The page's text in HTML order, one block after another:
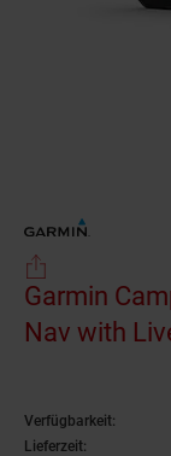
Garmin
Nav with
Verfügbarkeit:
Lieferzeit: